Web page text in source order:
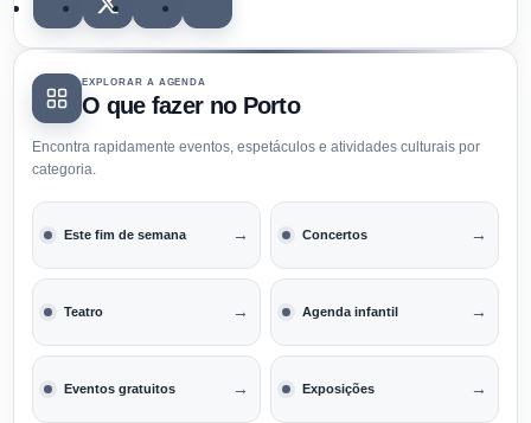
EXPLORAR A AGENDA
O que fazer no Porto
Encontra rapidamente eventos, espetáculos e atividades culturais por
categoria.
Este fim de semana → Concertos →
Teatro → Agenda infantil →
Eventos gratuitos → Exposições →